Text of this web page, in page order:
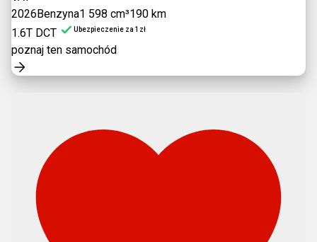
2026Benzyna1 598 cm³190 km
1.6T DCT
Ubezpieczenie za 1zł
poznaj ten samochód